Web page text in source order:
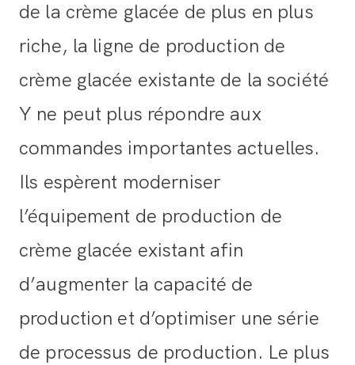
de la crème glacée de plus en plus
riche, la ligne de production de
crème glacée existante de la société
Y ne peut plus répondre aux
commandes importantes actuelles.
Ils espèrent moderniser
l’équipement de production de
crème glacée existant afin
d’augmenter la capacité de
production et d’optimiser une série
de processus de production. Le plus